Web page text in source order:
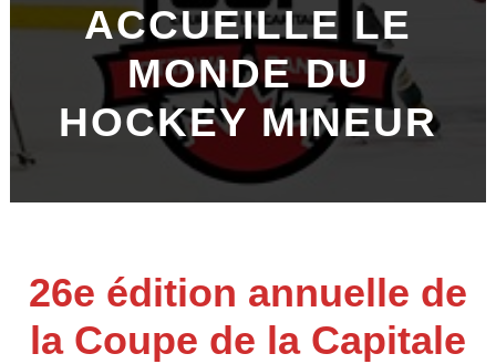
ACCUEILLE LE
MONDE DU
HOCKEY MINEUR
26e édition annuelle de
la Coupe de la Capitale